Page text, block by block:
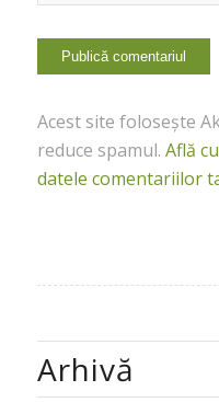
Acest site folosește
reduce spamul. Află
datele comentariilor
Arhivă